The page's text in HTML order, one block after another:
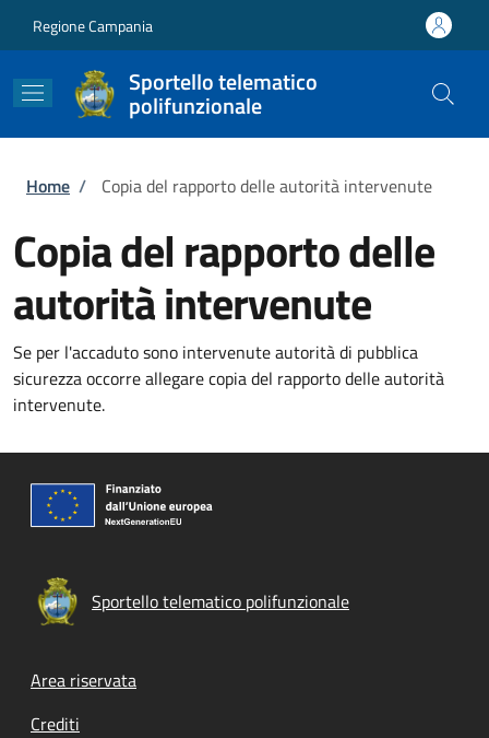
Regione Campania
Sportello telematico
polifunzionale
Briciole di pane
Home / Copia del rapporto delle autorità intervenute
Copia del rapporto delle
autorità intervenute
Se per l'accaduto sono intervenute autorità di pubblica
sicurezza occorre allegare copia del rapporto delle autorità
intervenute.
Sportello telematico polifunzionale
Footer menu
Area riservata
Crediti